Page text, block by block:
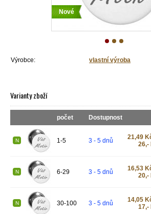
Nové
Výrobce: vlastní výroba
Varianty zboží
počet Dostupnost
N 1-5 3 - 5 dnů 21,49
26,-
N 6-29 3 - 5 dnů 16,53
20,-
N 30-100 3 - 5 dnů 14,05
17,-